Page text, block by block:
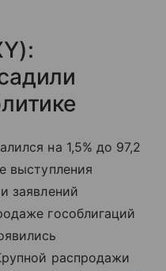
на 1,5% до 97,2
выступления
заявлений
гособлигаций
распродажи